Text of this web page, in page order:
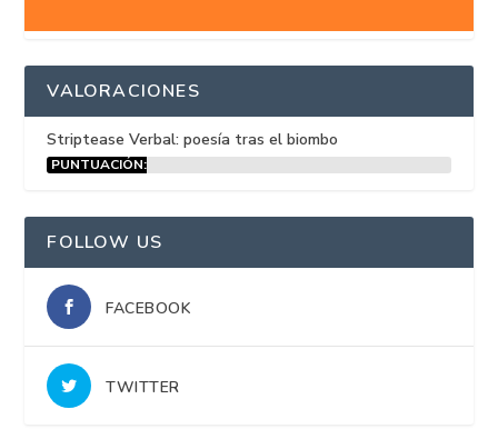
VALORACIONES
Striptease Verbal: poesía tras el biombo
PUNTUACIÓN:
FOLLOW US
FACEBOOK
TWITTER